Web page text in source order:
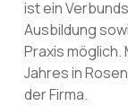
ist ein
Ausbildung
Praxis möglich.
Jahres in
der Firma.